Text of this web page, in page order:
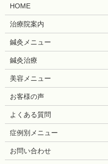
HOME
治療院案内
鍼灸メニュー
鍼灸治療
美容メニュー
お客様の声
よくある質問
症例別メニュー
お問い合わせ